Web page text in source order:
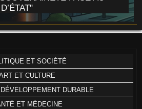
ET SOCIÉTÉ
ET CULTURE
DURABLE
ET MÉDECINE